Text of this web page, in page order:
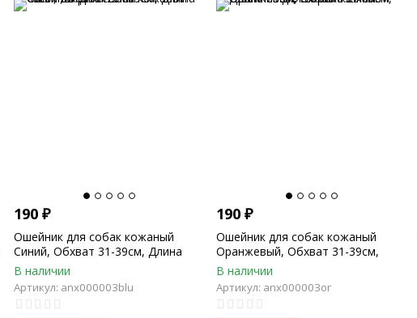
190₽
Ошейник для собак кожаный
Синий, Обхват 31-39см, Длина
45см, Ширина 20мм
В наличии
Артикул: anx000003blu
190 ₽
Ошейник для собак кожаный
Оранжевый, Обхват 31-39см,
Длина 45см, Ширина 20мм
В наличии
Артикул: anx000003or